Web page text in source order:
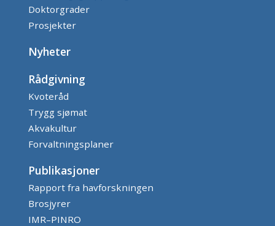
Doktorgrader
Prosjekter
Nyheter
Rådgivning
Kvoteråd
Trygg sjømat
Akvakultur
Forvaltningsplaner
Publikasjoner
Rapport fra havforskningen
Brosjyrer
IMR–PINRO